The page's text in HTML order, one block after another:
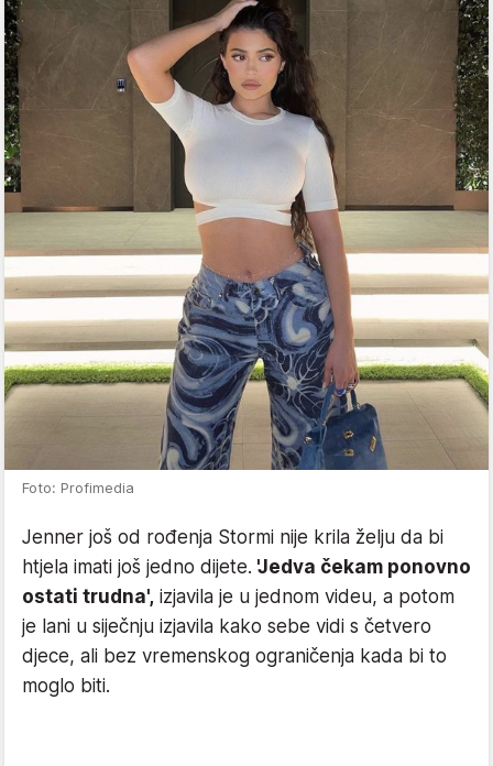
Foto: Profimedia
Jenner još od rođenja Stormi nije krila želju da bi
htjela imati još jedno dijete. 'Jedva čekam ponovno
ostati trudna', izjavila je u jednom videu, a potom
je lani u siječnju izjavila kako sebe vidi s četvero
djece, ali bez vremenskog ograničenja kada bi to
moglo biti.